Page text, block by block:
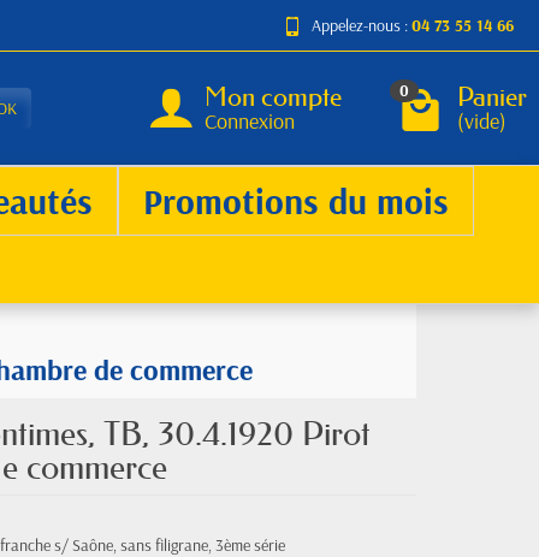
Appelez-nous :04 73 55 14 66
Mon compte
Connexion
0 Panier
(vide)
Promotions du mois
de commerce
TB, 30.4.1920 Pirot
commerce
s/ Saône, sans filigrane, 3ème série